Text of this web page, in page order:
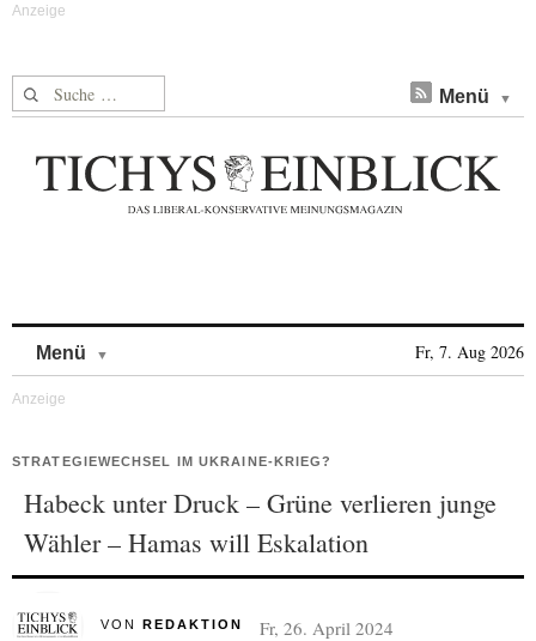
Suche nach: Menü
Menü Fr, 7. Aug 2026
STRATEGIEWECHSEL IM UKRAINE-KRIEG?
Habeck unter Druck – Grüne verlieren junge
Wähler – Hamas will Eskalation
VON REDAKTION Fr, 26. April 2024